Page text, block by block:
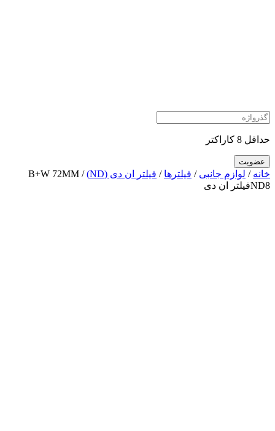
حداقل 8 کاراکتر
خانه / لوازم جانبی / فیلترها / فیلتر ان دی (ND)
/ B+W 72MM
ND8فیلتر ان دی